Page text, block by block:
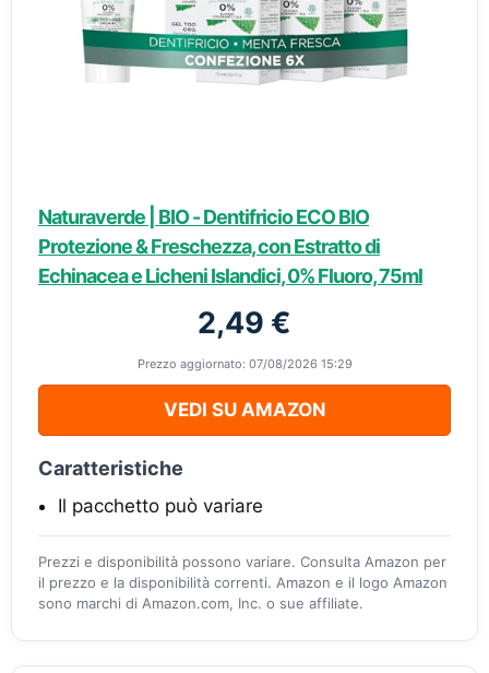
Naturaverde | BIO - Dentifricio ECO BIO
Protezione & Freschezza, con Estratto di
Echinacea e Licheni Islandici, 0% Fluoro, 75ml
2,49 €
Prezzo aggiornato: 07/08/2026 15:29
VEDI SU AMAZON
Caratteristiche
Il pacchetto può variare
Prezzi e disponibilità possono variare. Consulta Amazon per
il prezzo e la disponibilità correnti. Amazon e il logo Amazon
sono marchi di Amazon.com, Inc. o sue affiliate.